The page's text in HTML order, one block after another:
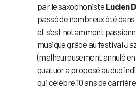
par le saxophoniste Lucien
passé de nombreux été
et s’est notamment
musique grâce au festival
(malheureusement annulé en
quatuor a proposé au duo
qui célèbre 10 ans de